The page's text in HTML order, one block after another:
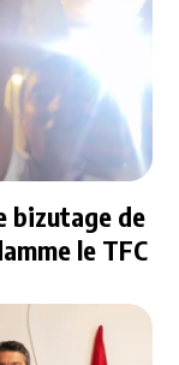
bizutage de
le TFC